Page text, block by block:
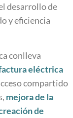
desarrollo de
y eficiencia
conlleva
eléctrica
compartido
mejora de la
de